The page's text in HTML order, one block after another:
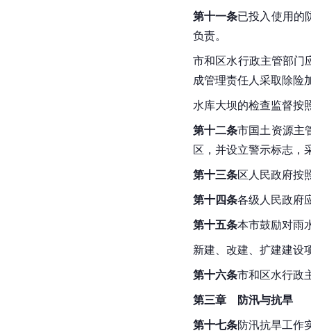
第十一条已投入使用的
负责。
市和区水行政主管部门
成管理责任人采取除险
水库大坝的检查监督按
第十二条市国土资源主
区，并设立警示标志，
第十三条区人民政府按
第十四条各级人民政府
第十五条本市鼓励对雨
新建、改建、扩建建设
第十六条市和区水行政
第三章　防汛与抗旱
第十七条防汛抗旱工作